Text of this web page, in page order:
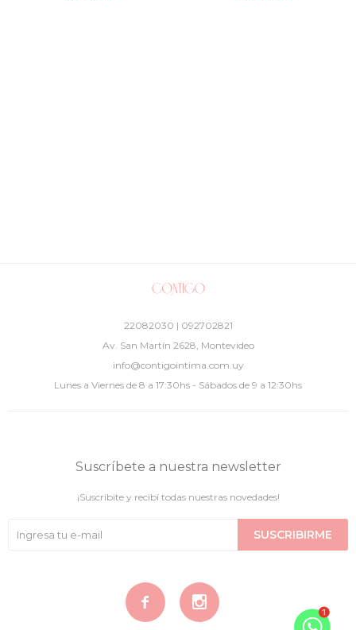
22082030 | 092702821
Av. San Martín 2628, Montevideo
info@contigointima.com.uy
Lunes a Viernes de 8 a 17:30hs - Sábados de 9 a 12:30hs
Suscríbete a nuestra newsletter
¡Suscribite y recibí todas nuestras novedades!
SUSCRIBIRME
 